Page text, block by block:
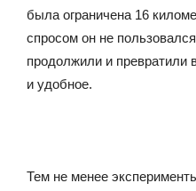
была ограничена 16
спросом он не
продолжили и превратили
и удобное.
Тем не менее